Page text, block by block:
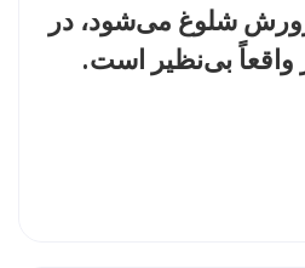
شلوغ می‌شود، در
واقعاً بی‌نظیر است.